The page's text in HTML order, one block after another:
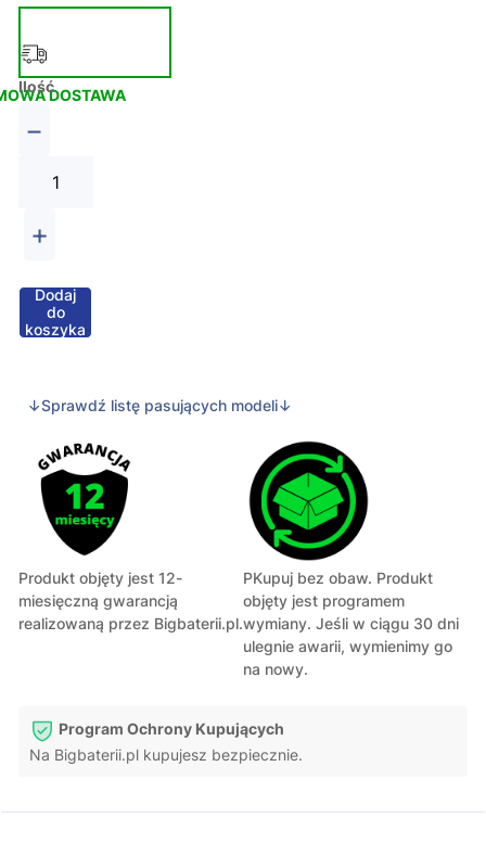
DOSTAWA
Ilość
−
+
Dodaj
do
koszyka
↓Sprawdź listę pasujących modeli↓
Produkt objęty jest 12-
miesięczną gwarancją
realizowaną przez Bigbaterii.pl.
PKupuj bez obaw. Produkt
objęty jest programem
wymiany. Jeśli w ciągu 30 dni
ulegnie awarii, wymienimy go
na nowy.
Program Ochrony Kupujących
Na Bigbaterii.pl kupujesz bezpiecznie.